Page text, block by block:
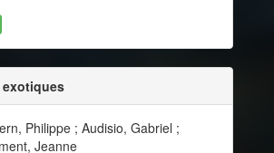
Philippe ; Audisio, Gabriel ;
Jeanne